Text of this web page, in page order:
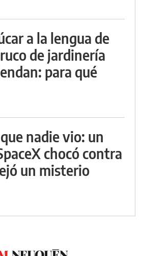
a la lengua de
de jardinería
para qué
nadie vio: un
chocó contra
un misterio